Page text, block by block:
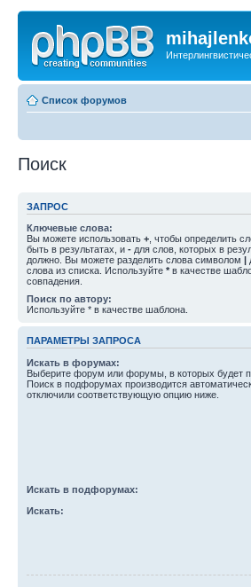
Список форумов
Поиск
ЗАПРОС
Ключевые слова:
Вы можете использовать + , чтобы определить
быть в результатах, и - для слов, которых в
должно. Вы можете разделить слова символом |
слова из списка. Используйте * в качестве
совпадения.
Поиск по автору:
Используйте * в качестве шаблона.
ПАРАМЕТРЫ ЗАПРОСА
Искать в форумах:
Выберите форум или форумы, в которых будет
Поиск в подфорумах производится
отключили соответствующую опцию ниже.
Искать в подфорумах:
Искать: